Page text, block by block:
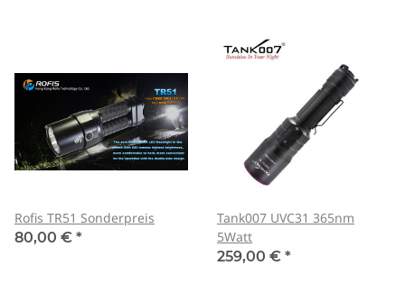
Rofis TR51 Sonderpreis
80,00 € *
Tank007 UVC31 365nm
5Watt
259,00 € *